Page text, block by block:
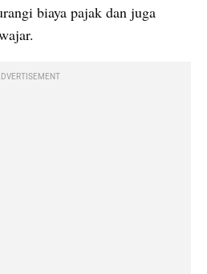
biaya pajak dan juga